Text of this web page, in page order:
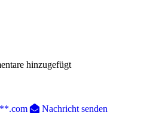
hinzugefügt
Nachricht senden